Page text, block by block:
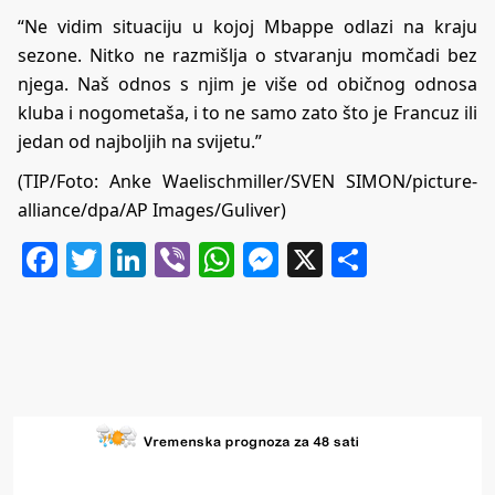
“Ne vidim situaciju u kojoj Mbappe odlazi na kraju
sezone. Nitko ne razmišlja o stvaranju momčadi bez
njega. Naš odnos s njim je više od običnog odnosa
kluba i nogometaša, i to ne samo zato što je Francuz ili
jedan od najboljih na svijetu.”
(TIP/Foto: Anke Waelischmiller/SVEN SIMON/picture-
alliance/dpa/AP Images/Guliver)
Facebook
Twitter
LinkedIn
ViberWhatsApp
Messenger
X